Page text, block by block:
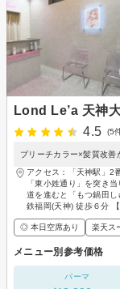
Lond Le’a 天神
4.5
(5
ブリーチカラー×髪質改善
アクセス：「天神駅」2
「東小姓通り」を突き
道を進むと「もつ鍋田
鉄福岡(天神) 徒歩６分
◎ 本日空席あり 楽天ス
メニュー別参考価格
パーマ